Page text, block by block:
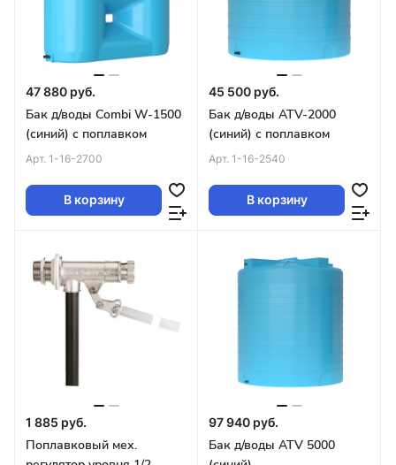
47 880 руб.
Бак д/воды Combi W-1500
(синий) с поплавком
Арт. 1-16-2700
В корзину
45 500 руб.
Бак д/воды ATV-2000
(синий) с поплавком
Арт. 1-16-2540
В корзину
1 885 руб.
Поплавковый мех.
97 940 руб.
Бак д/воды ATV 5000